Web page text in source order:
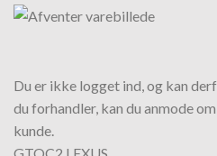
Du er ikke logget ind, og kan
du forhandler, kan du anmode
kunde.
GTOC2 LEXUS